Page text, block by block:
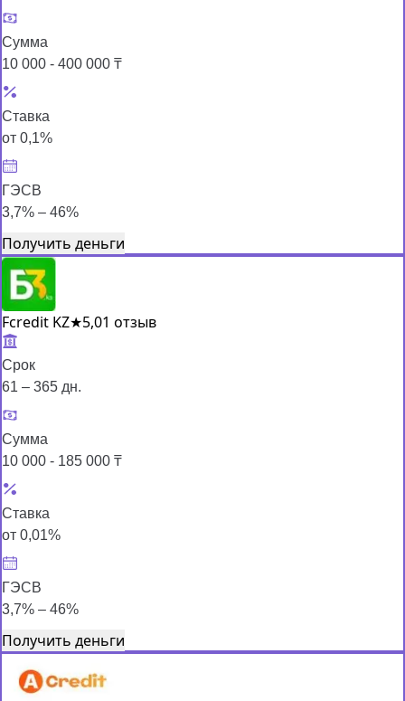
Сумма
10 000 - 400 000 ₸
Ставка
от 0,1%
ГЭСВ
3,7% – 46%
Получить деньги
Fcredit KZ★5,01 отзыв
Срок
61 – 365 дн.
Сумма
10 000 - 185 000 ₸
Ставка
от 0,01%
ГЭСВ
3,7% – 46%
Получить деньги